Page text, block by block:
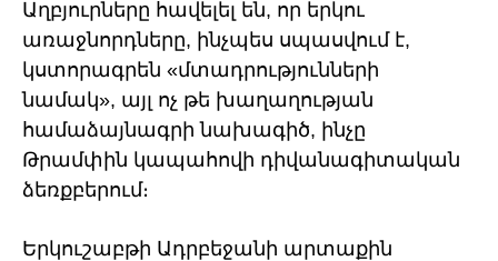
Աղբյուրները հավելել են, որ երկու
առաջնորդները, ինչպես սպասվում է,
կստորագրեն «մտադրությունների
նամակ», այլ ոչ թե խաղաղության
համաձայնագրի նախագիծ, ինչը
Թրամփին կապահովի դիվանագիտական ​​
ձեռքբերում։
Երկուշաբթի Ադրբեջանի արտաքին